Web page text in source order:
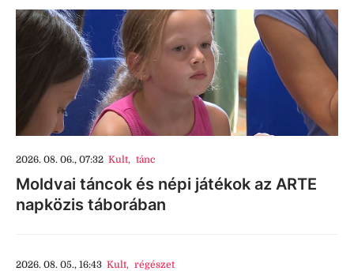
2026. 08. 06., 07:32 Kult, tánc
Moldvai táncok és népi játékok az ARTE
napközis táborában
2026. 08. 05., 16:43 Kult, régészet